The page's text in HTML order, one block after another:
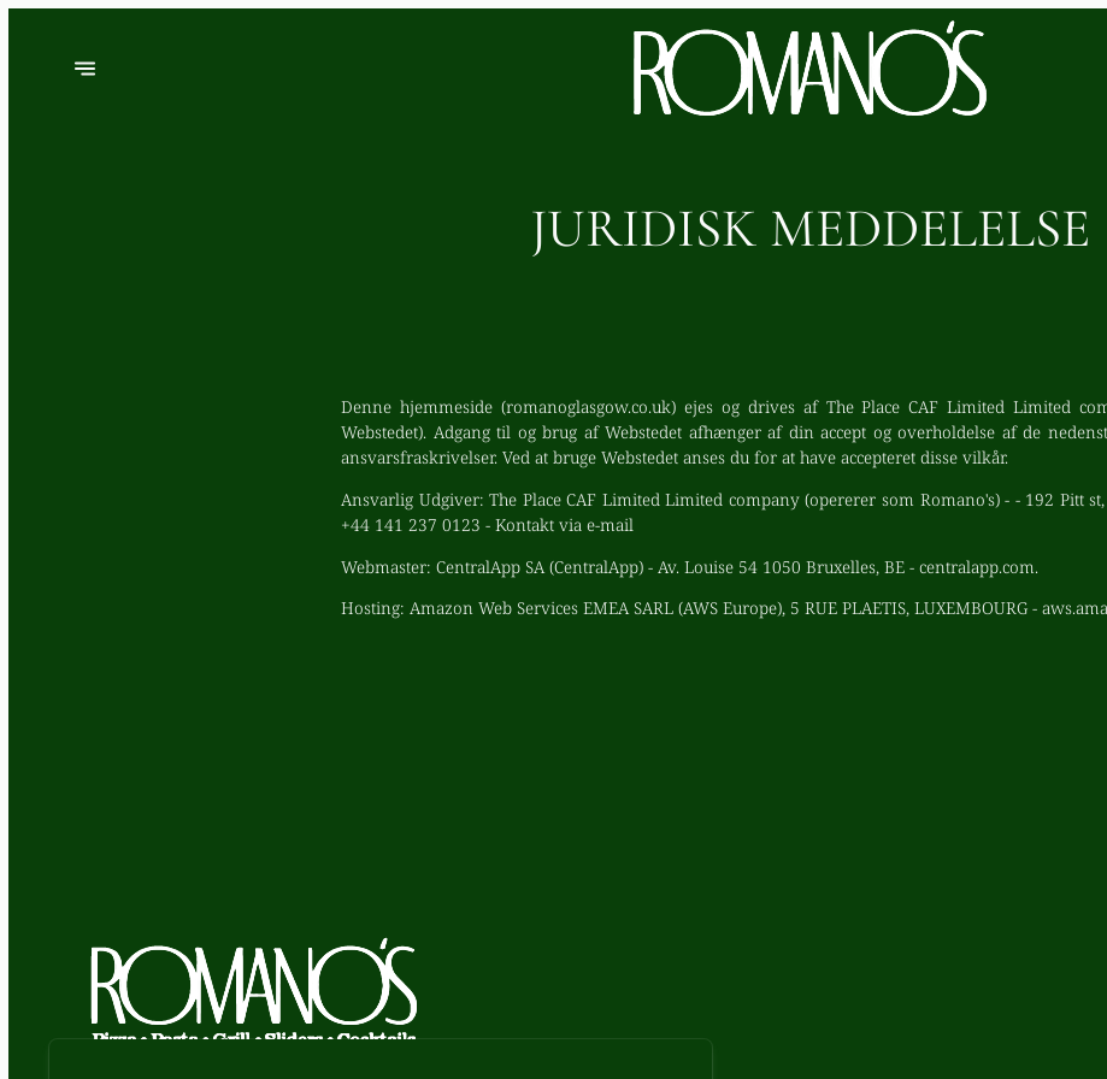
JURIDISK MEDDELELSE
Denne hjemmeside (romanoglasgow.co.uk) ejes og drives af The Place CAF Limited Limited
Webstedet). Adgang til og brug af Webstedet afhænger af din accept og overholdelse af de
ansvarsfraskrivelser. Ved at bruge Webstedet anses du for at have accepteret disse vilkår.
Ansvarlig Udgiver: The Place CAF Limited Limited company (opererer som Romano's) - - 192 Pitt st,
+44 141 237 0123 -Kontakt via e-mail
Webmaster:CentralApp SA (CentralApp) - Av. Louise 54 1050 Bruxelles, BE - centralapp.com.
Hosting:Amazon Web Services EMEA SARL (AWS Europe), 5 RUE PLAETIS, LUXEMBOURG -